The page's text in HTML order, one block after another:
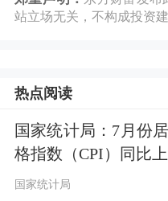
从规模狂欢到断崖
业内人士认为，
ETF，正是近期
站立场无关，不构成投资
热点阅读
国家统计局：7月份
格指数（CPI）同比
国家统计局